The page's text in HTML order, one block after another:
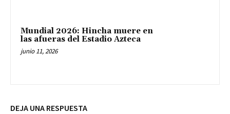
Mundial 2026: Hincha muere en
las afueras del Estadio Azteca
junio 11, 2026
DEJA UNA RESPUESTA